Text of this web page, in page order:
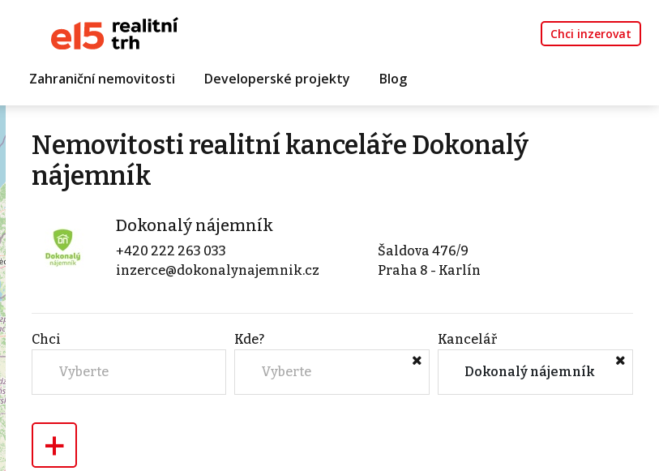
Chci inzerovat
Zahraniční nemovitosti Developerské projekty Blog
Nemovitosti realitní kanceláře Dokonalý
nájemník
Dokonalý nájemník
+420 222 263 033
inzerce@dokonalynajemnik.cz
Šaldova 476/9
Praha 8 - Karlín
Chci
Vyberte
Kde?
Vyberte
Kancelář
Dokonalý nájemník
+